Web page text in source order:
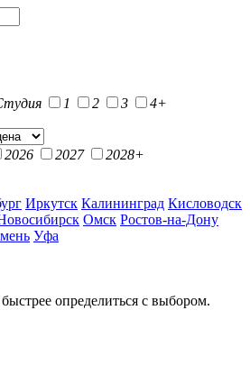
1 2 3
4+
2026 2027
2028+
Иркутск Калининград Кисловодск
Омск Ростов-на-Дону
Уфа
определиться с выбором.